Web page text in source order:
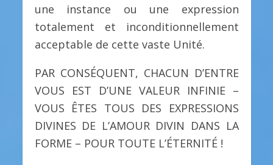
une instance ou une expression
totalement et inconditionnellement
acceptable de cette vaste Unité.
PAR CONSÉQUENT, CHACUN D’ENTRE
VOUS EST D’UNE VALEUR INFINIE –
VOUS ÊTES TOUS DES EXPRESSIONS
DIVINES DE L’AMOUR DIVIN DANS LA
FORME – POUR TOUTE L’ÉTERNITÉ !